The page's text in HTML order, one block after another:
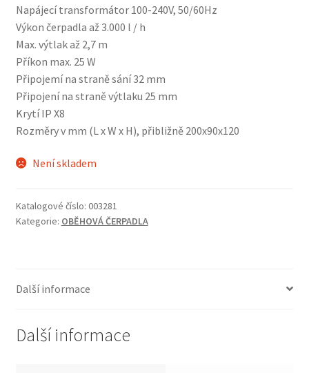
Napájecí transformátor 100-240V, 50/60Hz
Výkon čerpadla až 3.000 l / h
Max. výtlak až 2,7 m
Příkon max. 25 W
Připojemí na straně sání 32 mm
Připojení na straně výtlaku 25 mm
Krytí IP X8
Rozměry v mm (L x W x H), přibližně 200x90x120
Není skladem
Katalogové číslo: 003281
Kategorie: OBĚHOVÁ ČERPADLA
Další informace
Další informace